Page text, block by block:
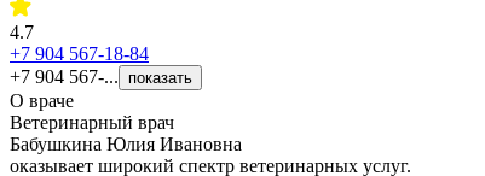
4.7
+7 904 567-18-84
+7 904 567-...
показать
О враче
Ветеринарный врач
Бабушкина Юлия Ивановна
оказывает широкий спектр ветеринарных услуг.